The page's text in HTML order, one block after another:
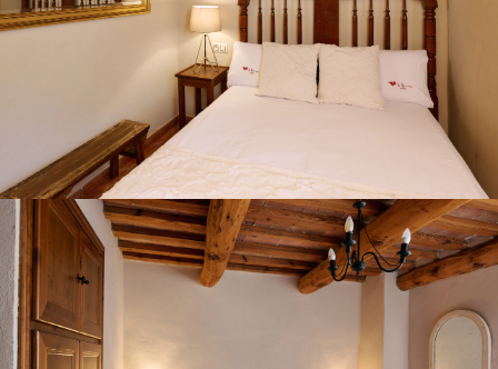
CHAMBRE 2